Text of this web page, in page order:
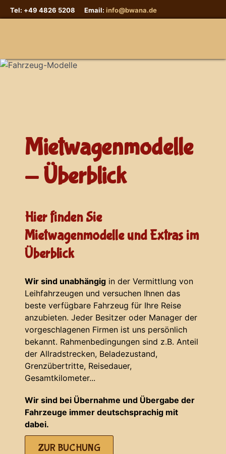
Tel: +49 4826 5208 Email: info@bwana.de
Sprache auswählen
Mietwagenmodelle
- Überblick
Hier finden Sie
Mietwagenmodelle und Extras im
Überblick
Wir sind unabhängig in der Vermittlung von
Leihfahrzeugen und versuchen Ihnen das
beste verfügbare Fahrzeug für Ihre Reise
anzubieten. Jeder Besitzer oder Manager der
vorgeschlagenen Firmen ist uns persönlich
bekannt. Rahmenbedingungen sind z.B. Anteil
der Allradstrecken, Beladezustand,
Grenzübertritte, Reisedauer,
Gesamtkilometer...
Wir sind bei Übernahme und Übergabe der
Fahrzeuge immer deutschsprachig mit
dabei.
ZUR BUCHUNG